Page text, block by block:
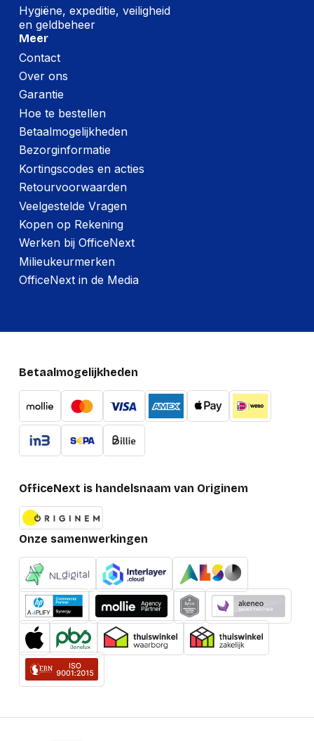
Gewicht:
888 gram
Hygiëne, expeditie, veiligheid
en geldbeheer
Meer
Contact
Over ons
Garantie
Hoe te bestellen
Betaalmogelijkheden
Bezorginformatie
Kortingscodes en acties
Retourvoorwaarden
Veelgestelde Vragen
Kopen op Rekening
Werken bij OfficeNext
Milieukeurmerken
OfficeNext in de Media
Betaalmogelijkheden
OfficeNext is handelsnaam van Originem
Onze samenwerkingen